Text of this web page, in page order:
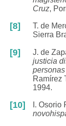
Cruz,
[8] T. de
Sierra
[9] J. de
justicia
Ramírez
1994.
[10] I. Osorio